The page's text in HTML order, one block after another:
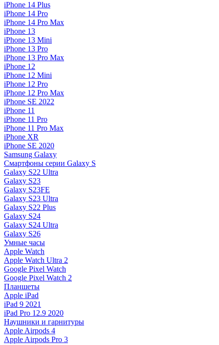
iPhone 14 Plus
iPhone 14 Pro
iPhone 14 Pro Max
iPhone 13
iPhone 13 Mini
iPhone 13 Pro
iPhone 13 Pro Max
iPhone 12
iPhone 12 Mini
iPhone 12 Pro
iPhone 12 Pro Max
iPhone SE 2022
iPhone 11
iPhone 11 Pro
iPhone 11 Pro Max
iPhone XR
iPhone SE 2020
Samsung Galaxy
Смартфоны серии Galaxy S
Galaxy S22 Ultra
Galaxy S23
Galaxy S23FE
Galaxy S23 Ultra
Galaxy S22 Plus
Galaxy S24
Galaxy S24 Ultra
Galaxy S26
Умные часы
Apple Watch
Apple Watch Ultra 2
Google Pixel Watch
Google Pixel Watch 2
Планшеты
Apple iPad
iPad 9 2021
iPad Pro 12.9 2020
Наушники и гарнитуры
Apple Airpods 4
Apple Airpods Pro 3